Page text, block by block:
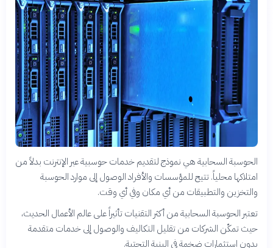
الحوسبة السحابية هي نموذج لتقديم خدمات حوسبية عبر الإنترنت بدلاً من
امتلاكها محلياً. تتيح للمؤسسات والأفراد الوصول إلى موارد الحوسبة
والتخزين والتطبيقات من أي مكان وفي أي وقت.
تعتبر الحوسبة السحابية من أكثر التقنيات تأثيراً على عالم الأعمال الحديث،
حيث تمكّن الشركات من تقليل التكاليف والوصول إلى خدمات متقدمة
بدون استثمارات ضخمة في البنية التحتية.